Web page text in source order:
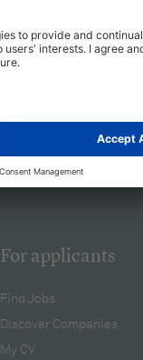
For applicants
Find Jobs
Discover Companies
My CV